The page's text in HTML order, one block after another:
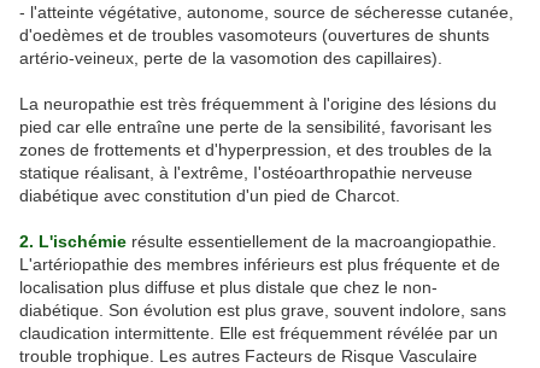
- l'atteinte végétative, autonome, source de sécheresse cutanée,
d'oedèmes et de troubles vasomoteurs (ouvertures de shunts
artério-veineux, perte de la vasomotion des capillaires).
La neuropathie est très fréquemment à l'origine des lésions du
pied car elle entraîne une perte de la sensibilité, favorisant les
zones de frottements et d'hyperpression, et des troubles de la
statique réalisant, à l'extrême, I'ostéoarthropathie nerveuse
diabétique avec constitution d'un pied de Charcot.
2. L'ischémie résulte essentiellement de la macroangiopathie.
L'artériopathie des membres inférieurs est plus fréquente et de
localisation plus diffuse et plus distale que chez le non-
diabétique. Son évolution est plus grave, souvent indolore, sans
claudication intermittente. Elle est fréquemment révélée par un
trouble trophique. Les autres Facteurs de Risque Vasculaire